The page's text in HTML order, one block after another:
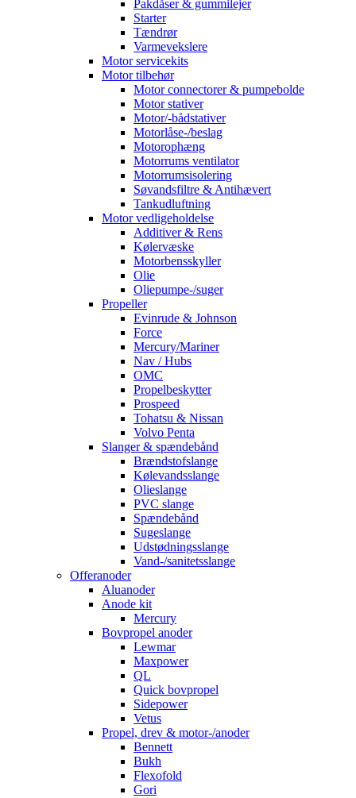
Pakdåser & gummilejer
Starter
Tændrør
Varmevekslere
Motor servicekits
Motor tilbehør
Motor connectorer & pumpebolde
Motor stativer
Motor/-bådstativer
Motorlåse-/beslag
Motorophæng
Motorrums ventilator
Motorrumsisolering
Søvandsfiltre & Antihævert
Tankudluftning
Motor vedligeholdelse
Additiver & Rens
Kølervæske
Motorbensskyller
Olie
Oliepumpe-/suger
Propeller
Evinrude & Johnson
Force
Mercury/Mariner
Nav / Hubs
OMC
Propelbeskytter
Prospeed
Tohatsu & Nissan
Volvo Penta
Slanger & spændebånd
Brændstofslange
Kølevandsslange
Olieslange
PVC slange
Spændebånd
Sugeslange
Udstødningsslange
Vand-/sanitetsslange
Offeranoder
Aluanoder
Anode kit
Mercury
Bovpropel anoder
Lewmar
Maxpower
QL
Quick bovpropel
Sidepower
Vetus
Propel, drev & motor-/anoder
Bennett
Bukh
Flexofold
Gori